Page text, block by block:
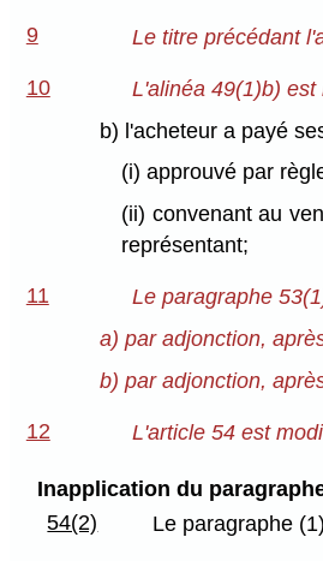
9 Le titre précédant
10
L'alinéa 49(1)b)
b) l'acheteur a payé
(i) approuvé par
(ii) convenant au
représentant;
11
Le paragraphe
a) par adjonction,
b) par adjonction,
12 L'article 54 est
Inapplication du
54(2)
Le paragraphe